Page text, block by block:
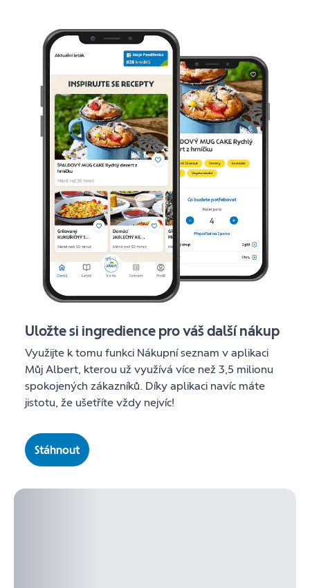
Uložte si ingredience pro váš další nákup
Využijte k tomu funkci Nákupní seznam v aplikaci
Můj Albert, kterou už využívá více než 3,5 milionu
spokojených zákazníků. Díky aplikaci navíc máte
jistotu, že ušetříte vždy nejvíc!
Stáhnout